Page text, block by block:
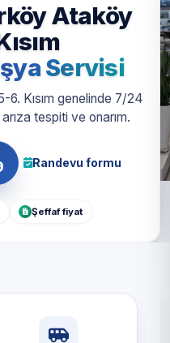
Ataköy
Servisi
Kısım genelinde 7/24
tespiti ve onarım.
Randevu formu
Şeffaf fiyat